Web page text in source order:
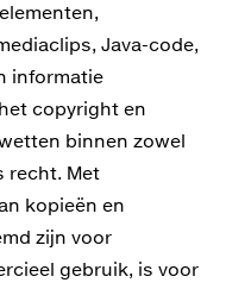
Java-code,
informatie
copyright en
binnen zowel
recht. Met
kopieën en
zijn voor
gebruik, is voor